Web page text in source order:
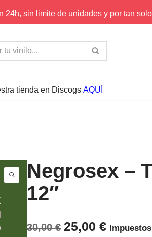
24h, sin limite de unidades y por tan
tienda en Discogs AQUÍ
Negrosex –
12″
30,00€ 25,00€